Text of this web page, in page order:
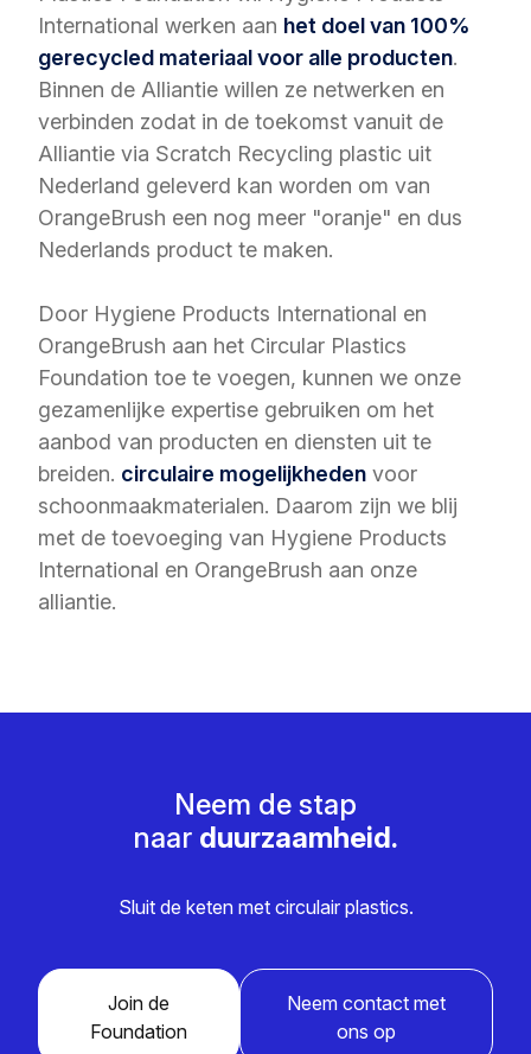
International werken aan het doel van 100%
gerecycled materiaal voor alle producten.
Binnen de Alliantie willen ze netwerken en
verbinden zodat in de toekomst vanuit de
Alliantie via Scratch Recycling plastic uit
Nederland geleverd kan worden om van
OrangeBrush een nog meer "oranje" en dus
Nederlands product te maken.
Door Hygiene Products International en
OrangeBrush aan het Circular Plastics
Foundation toe te voegen, kunnen we onze
gezamenlijke expertise gebruiken om het
aanbod van producten en diensten uit te
breiden. circulaire mogelijkheden voor
schoonmaakmaterialen. Daarom zijn we blij
met de toevoeging van Hygiene Products
International en OrangeBrush aan onze
alliantie.
Neem de stap
naar duurzaamheid.
Sluit de keten met circulair plastics.
Join de
Foundation
Neem contact met
ons op